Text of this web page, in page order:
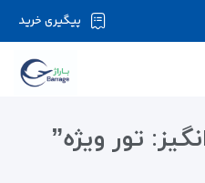
سرور قطع می باشد لطفا
پیگیری خرید
تور ویژه”